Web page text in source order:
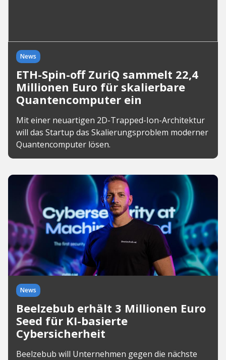
News
ETH-Spin-off ZuriQ sammelt 22,4
Millionen Euro für skalierbare
Quantencomputer ein
Mit einer neuartigen 2D-Trapped-Ion-Architektur
will das Startup das Skalierungsproblem moderner
Quantencomputer lösen.
News
Beelzebub erhält 3 Millionen Euro
Seed für KI-basierte
Cybersicherheit
Beelzebub will Unternehmen gegen die nächste